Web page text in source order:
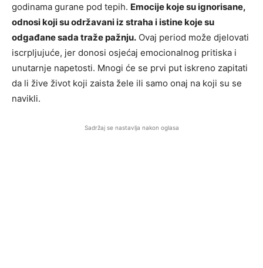
godinama gurane pod tepih. Emocije koje su ignorisane,
odnosi koji su održavani iz straha i istine koje su
odgađane sada traže pažnju. Ovaj period može djelovati
iscrpljujuće, jer donosi osjećaj emocionalnog pritiska i
unutarnje napetosti. Mnogi će se prvi put iskreno zapitati
da li žive život koji zaista žele ili samo onaj na koji su se
navikli.
Sadržaj se nastavlja nakon oglasa